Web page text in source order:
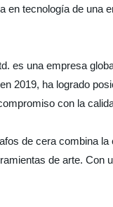
en tecnología de una
es una empresa
2019, ha logrado
con la
de cera combina
de arte. Con